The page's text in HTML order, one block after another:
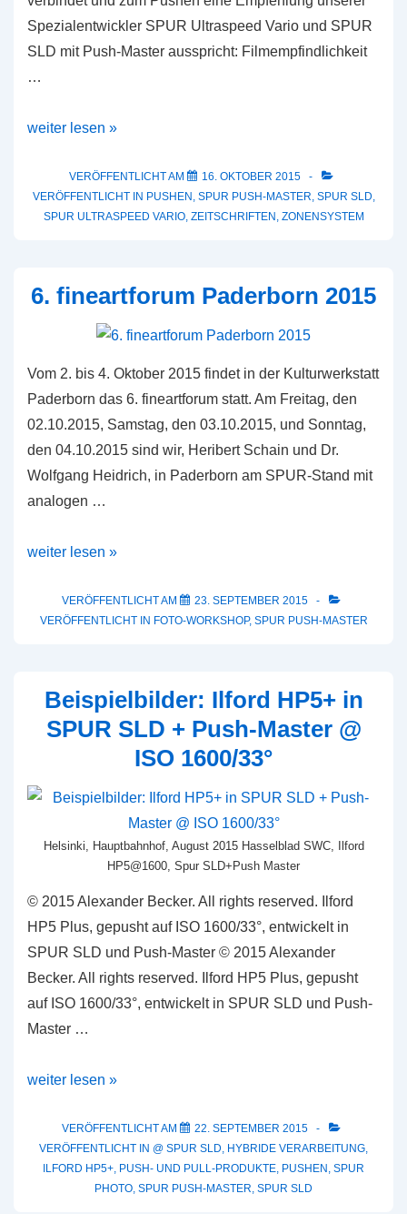
Spezialentwickler SPUR Ultraspeed Vario und SPUR
SLD mit Push-Master ausspricht: Filmempfindlichkeit
…
Artikel
Belichtungsmessereinstellung
weiter lesen »
VERÖFFENTLICHT AM
16. OKTOBER 2015
VERÖFFENTLICHT IN PUSHEN SPUR PUSH-MASTER SPUR SLD
SPUR ULTRASPEED VARIO, ZEITSCHRIFTEN ZONENSYSTEM
6. fineartforum Paderborn 2015
Vom 2. bis 4. Oktober 2015 findet in der Kulturwerkstatt
Paderborn das 6. fineartforum statt. Am Freitag, den
02.10.2015, Samstag, den 03.10.2015, und Sonntag,
den 04.10.2015 sind wir, Heribert Schain und Dr.
Wolfgang Heidrich, in Paderborn am SPUR-Stand mit
analogen …
6.
Paderborn
2015
weiter lesen »
VERÖFFENTLICHT AM
23. SEPTEMBER 2015
VERÖFFENTLICHT IN FOTO-WORKSHOP, SPUR PUSH-MASTER
Beispielbilder: Ilford HP5+ in
SPUR SLD + Push-Master @
ISO 1600/33°
Helsinki, Hauptbahnhof, August 2015 Hasselblad SWC, Ilford
HP5@1600, Spur SLD+Push Master
© 2015 Alexander Becker. All rights reserved. Ilford
HP5 Plus, gepusht auf ISO 1600/33°, entwickelt in
SPUR SLD und Push-Master © 2015 Alexander
Becker. All rights reserved. Ilford HP5 Plus, gepusht
auf ISO 1600/33°, entwickelt in SPUR SLD und Push-
Master …
Beispielbilder:
HP5+
weiter lesen »
VERÖFFENTLICHT AM
22. SEPTEMBER 2015
VERÖFFENTLICHT IN @ SPUR SLD HYBRIDE VERARBEITUNG
ILFORD HP5+ PUSH- UND PULL-PRODUKTE PUSHEN SPUR
PHOTO SPUR PUSH-MASTER SPUR SLD